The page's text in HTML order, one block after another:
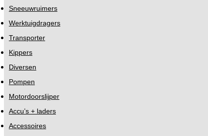
Sneeuwruimers
Werktuigdragers
Transporter
Kippers
Diversen
Pompen
Motordoorslijper
Accu’s + laders
Accessoires